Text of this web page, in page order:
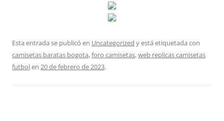
Esta entrada se publicó en Uncategorized y está etiquetada con
camisetas baratas bogota,foro camisetas,web replicas camisetas
futbolen 20 de febrero de 2023.